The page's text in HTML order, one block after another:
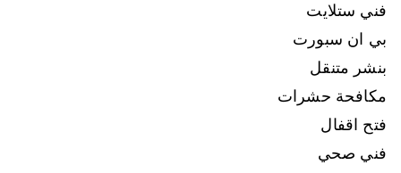
فني ستلايت
بي ان سبورت
بنشر متنقل
مكافحة حشرات
فتح اقفال
فني صحي